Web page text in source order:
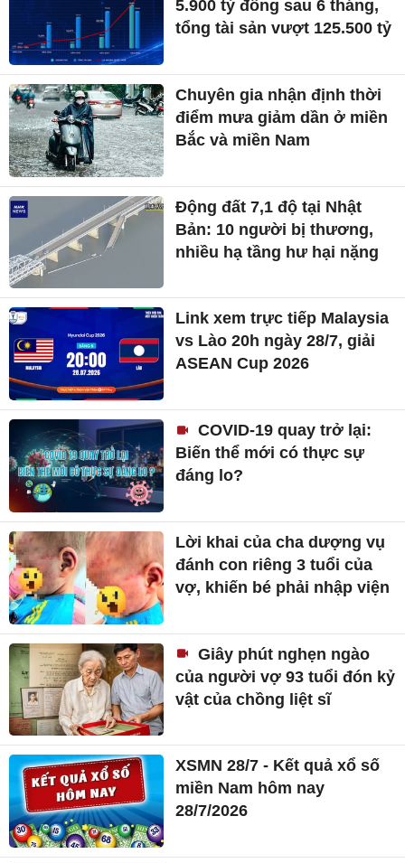
5.900 tỷ đồng sau 6 tháng,
tổng tài sản vượt 125.500 tỷ
Chuyên gia nhận định thời
điểm mưa giảm dần ở miền
Bắc và miền Nam
Động đất 7,1 độ tại Nhật
Bản: 10 người bị thương,
nhiều hạ tầng hư hại nặng
Link xem trực tiếp Malaysia
vs Lào 20h ngày 28/7, giải
ASEAN Cup 2026
COVID-19 quay trở lại:
Biến thể mới có thực sự
đáng lo?
Lời khai của cha dượng vụ
đánh con riêng 3 tuổi của
vợ, khiến bé phải nhập viện
Giây phút nghẹn ngào
của người vợ 93 tuổi đón kỷ
vật của chồng liệt sĩ
XSMN 28/7 - Kết quả xổ số
miền Nam hôm nay
28/7/2026